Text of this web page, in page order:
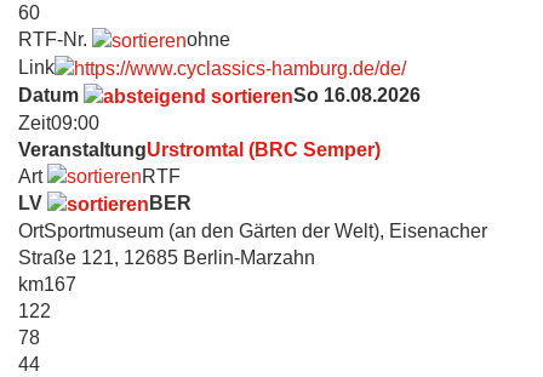
60
RTF-Nr.
ohne
Link
Datum
So 16.08.2026
Zeit09:00
VeranstaltungUrstromtal (BRC Semper)
Art
RTF
LV
BER
OrtSportmuseum (an den Gärten der Welt), Eisenacher
Straße 121, 12685 Berlin-Marzahn
km167
122
78
44